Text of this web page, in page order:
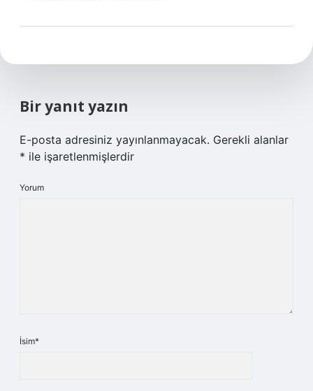
Bir yanıt yazın
E-posta adresiniz yayınlanmayacak. Gerekli alanlar
* ile işaretlenmişlerdir
Yorum
İsim*